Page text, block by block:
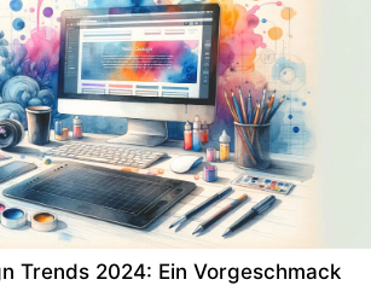
Trends 2024: Ein Vorgeschmack